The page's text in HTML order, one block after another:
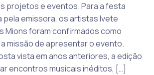
projetos e eventos. Para a festa
pela emissora, os artistas Ivete
Mions foram confirmados como
missão de apresentar o evento.
vista em anos anteriores, a edição
encontros musicais inéditos, […]